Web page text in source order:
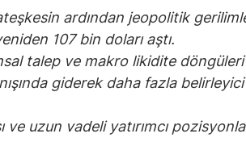
ardından jeopolitik
107 bin doları aştı.
talep ve makro likidite döngüleri
giderek daha fazla
ve uzun vadeli yatırımcı